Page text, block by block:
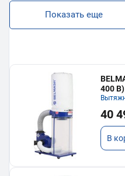
Показать еще
400 В)
40
В